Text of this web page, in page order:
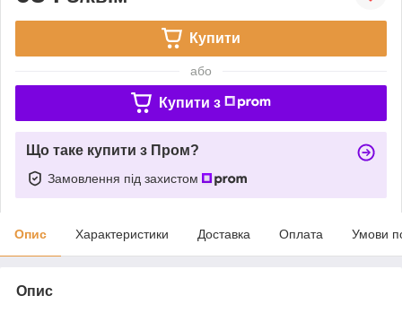
Купити
або
Купити з
Що таке купити з Пром?
Замовлення під захистом
Опис Характеристики Доставка Оплата Умови
Опис